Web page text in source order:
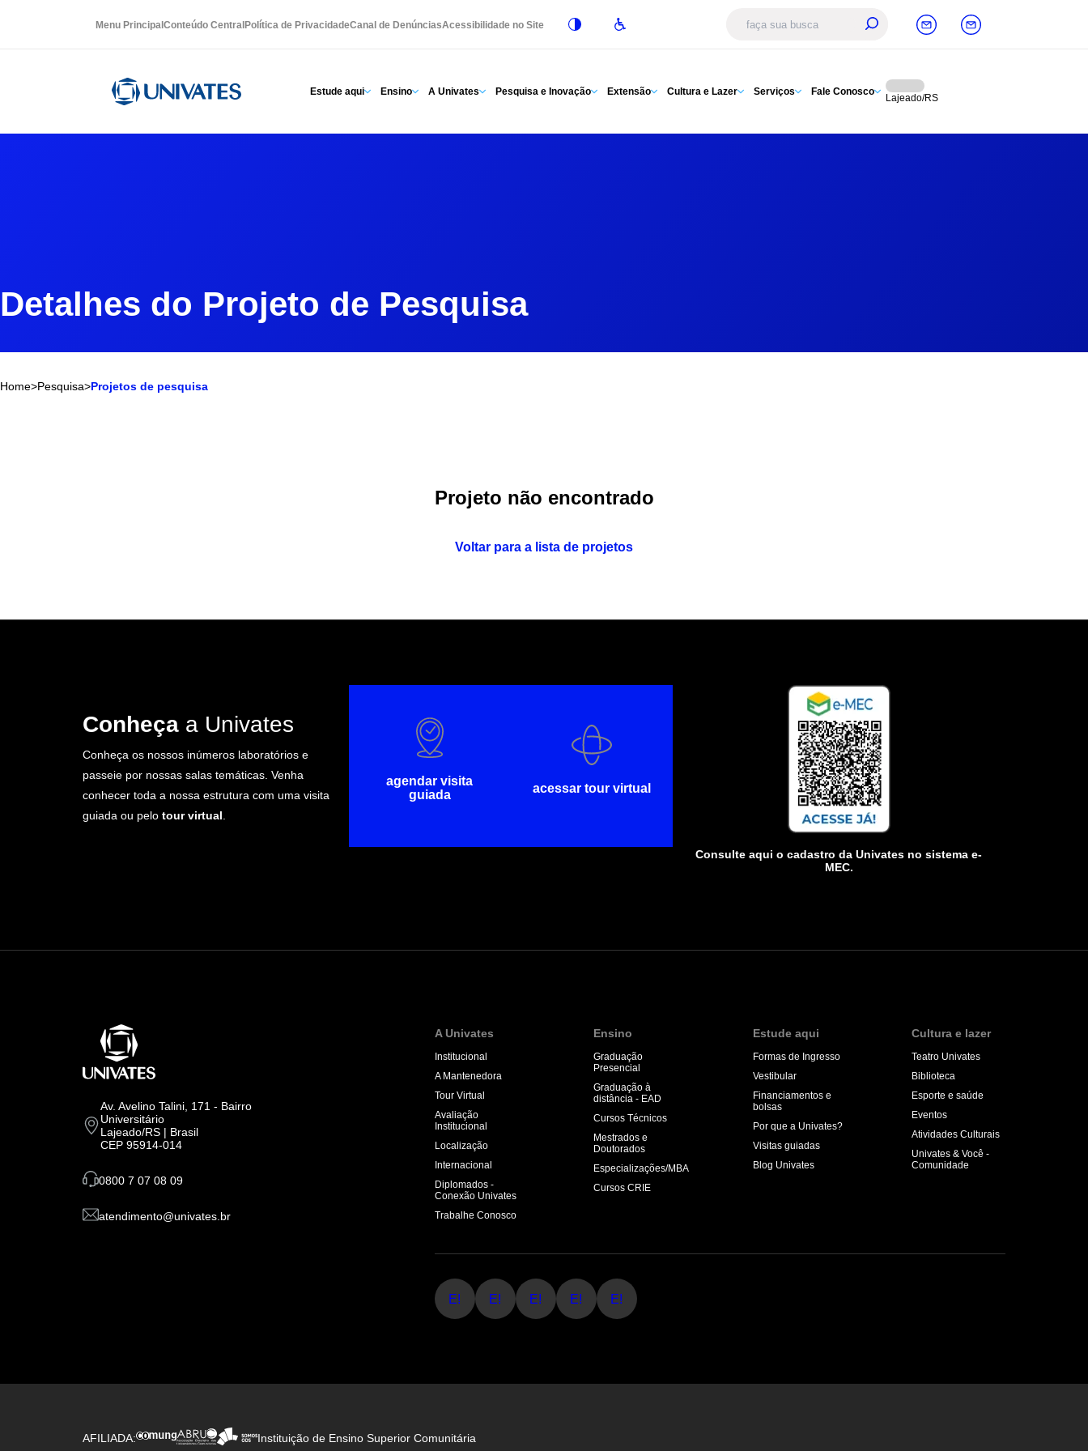
Menu Principal Conteúdo Central Política de PrivacidadeCanal de DenúnciasAcessibilidade no Site
Estude aqui Ensino A Univates Pesquisa e Inovação Extensão Cultura e Lazer Serviços Fale Conosco
Lajeado/RS
Detalhes do Projeto de Pesquisa
Home>Pesquisa>Projetos de pesquisa
Projeto não encontrado
Voltar para a lista de projetos
Conheça a Univates
Conheça os nossos inúmeros laboratórios e
passeie por nossas salas temáticas. Venha
conhecer toda a nossa estrutura com uma visita
guiada ou pelo tour virtual
agendar visita
guiada
acessar tour virtual
Consulte aqui o cadastro da Univates no sistema e-
MEC.
Av. Avelino Talini, 171 - Bairro
Universitário
Lajeado/RS | Brasil
CEP 95914-014
0800 7 07 08 09
atendimento@univates.br
A Univates
Institucional
A Mantenedora
Tour Virtual
Avaliação
Institucional
Localização
Internacional
Diplomados -
Conexão Univates
Trabalhe Conosco
Ensino
Graduação
Presencial
Graduação à
distância - EAD
Cursos Técnicos
Mestrados e
Doutorados
Especializações/MBA
Cursos CRIE
Estude aqui
Formas de Ingresso
Vestibular
Financiamentos e
bolsas
Por que a Univates?
Visitas guiadas
Blog Univates
Cultura e lazer
Teatro Univates
Biblioteca
Esporte e saúde
Eventos
Atividades Culturais
Univates & Você -
Comunidade
E! E! E! E! E!
AFILIADA: Instituição de Ensino Superior Comunitária